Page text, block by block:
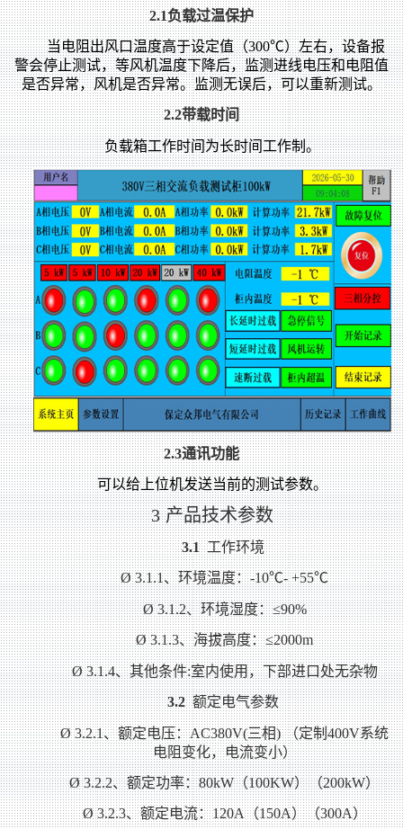
2.1负载过温保护
当电阻出风口温度高于设定值（300℃）左右，设备报
警会停止测试，等风机温度下降后，监测进线电压和电阻值
是否异常，风机是否异常。监测无误后，可以重新测试。
2.2带载时间
负载箱工作时间为长时间工作制。
2.3通讯功能
可以给上位机发送当前的测试参数。
3 产品技术参数
3.1 工作环境
Ø 3.1.1、环境温度：-10℃- +55℃
Ø 3.1.2、环境湿度：≤90%
Ø 3.1.3、海拔高度：≤2000m
Ø 3.1.4、其他条件:室内使用，下部进口处无杂物
3.2 额定电气参数
Ø 3.2.1、额定电压：AC380V(三相) （定制400V系统
电阻变化，电流变小）
Ø 3.2.2、额定功率：80kW（100KW）（200kW）
Ø 3.2.3、额定电流：120A（150A）（300A）